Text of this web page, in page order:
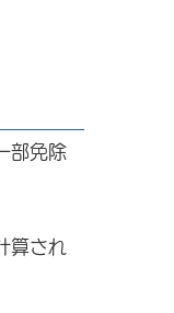
部免除
算され